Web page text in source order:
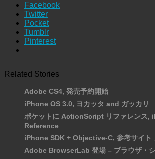
Facebook
Twitter
Pocket
Tumblr
Pinterest
Related Stories
Adobe CS4, 発売予約開始
iPhone OS 3.0, ヨカッタ and ガッカリ
ポケットに ActionScript リファレンス,
Reference
iPhone SDK + Objective-C, 参考サイト
Adobe BrowserLab 登場 – ブラウザ・